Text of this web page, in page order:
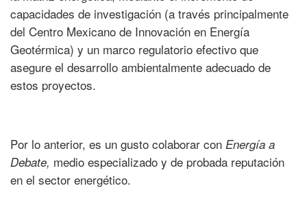
capacidades de investigación (a través principalmente
del Centro Mexicano de Innovación en Energía
Geotérmica) y un marco regulatorio efectivo que
asegure el desarrollo ambientalmente adecuado de
estos proyectos.
Por lo anterior, es un gusto colaborar con Energía a
Debate, medio especializado y de probada reputación
en el sector energético.